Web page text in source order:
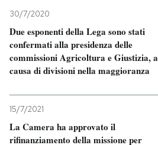
30/7/2020
Due esponenti della Lega sono stati
confermati alla presidenza delle
commissioni Agricoltura e Giustizia, a
causa di divisioni nella maggioranza
15/7/2021
La Camera ha approvato il
rifinanziamento della missione per